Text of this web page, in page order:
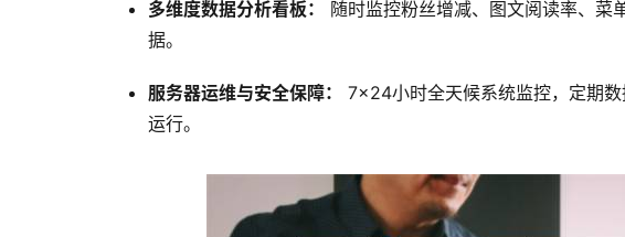
多维度数据分析看板：
随时监控粉丝增减、图文阅读率、菜
据。
服务器运维与安全保障：
7×24小时全天候系统监控，定期
运行。